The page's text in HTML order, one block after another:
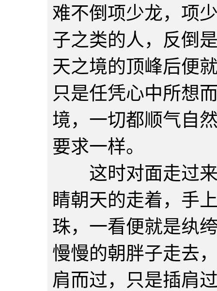
难不倒项少龙，项
子之类的人，反倒
天之境的顶峰后便
只是任凭心中所想
境，一切都顺气自
要求一样。
这时对面走过来
睛朝天的走着，手
珠，一看便就是纨
慢慢的朝胖子走去
肩而过，只是插肩